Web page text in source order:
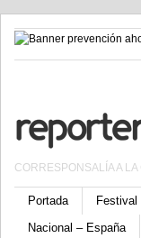
CORRESPONSALÍA A LA
Portada Festival
Nacional – España